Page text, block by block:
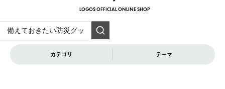
LOGOS OFFICIAL ONLINE SHOP
カテゴリ テーマ